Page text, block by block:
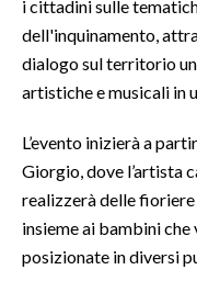
NOTIZIE
EVENTI
#CARAUNIONE
3 MINUTI CON
INSULARITÀ
INFO AZIENDE
i cittadini sulle
dell'inquinamento,
dialogo sul territorio
artistiche e musicali in
L’evento inizierà a
Giorgio, dove l’artista
realizzerà delle
insieme ai bambini
posizionate in diversi